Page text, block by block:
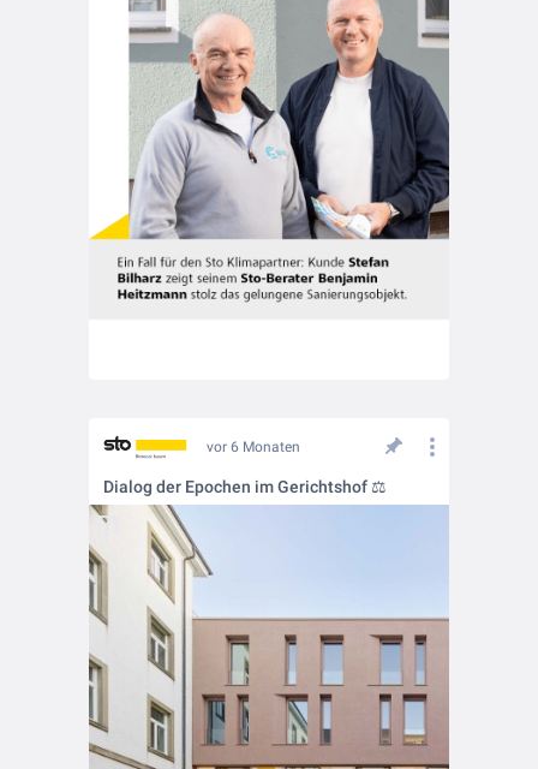
vor 6 Monaten
Dialog der Epochen im Gerichtshof ⚖️